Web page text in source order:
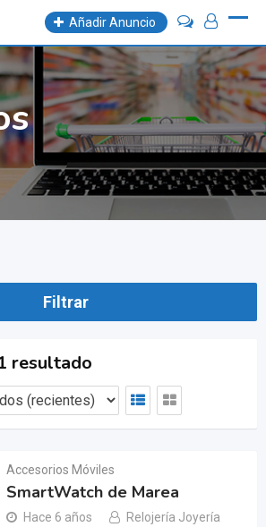
Añadir Anuncio
Filtrar
resultado
Accesorios Móviles
SmartWatch de Marea
Hace 6 años
Relojería Joyería